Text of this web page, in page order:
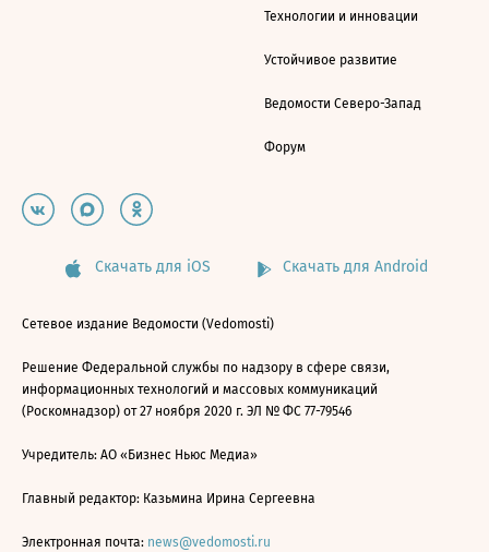
Технологии и инновации
Устойчивое развитие
Ведомости Северо-Запад
Форум
Скачать для iOS Скачать для Android
Сетевое издание Ведомости (Vedomosti)
Решение Федеральной службы по надзору в сфере связи,
информационных технологий и массовых коммуникаций
(Роскомнадзор) от 27 ноября 2020 г. ЭЛ № ФС 77-79546
Учредитель: АО «Бизнес Ньюс Медиа»
Главный редактор: Казьмина Ирина Сергеевна
Электронная почта: news@vedomosti.ru